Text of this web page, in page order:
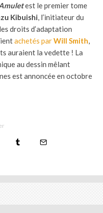
est le premier tome
Kibuishi, l’initiateur du
droits d’adaptation
achetés parWill Smith,
auraient la vedette ! La
au dessin mêlant
est annoncée en octobre